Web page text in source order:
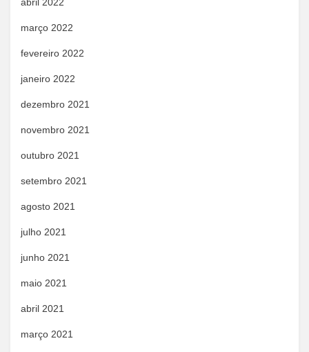
março 2022
fevereiro 2022
janeiro 2022
dezembro 2021
novembro 2021
outubro 2021
setembro 2021
agosto 2021
julho 2021
junho 2021
maio 2021
abril 2021
março 2021